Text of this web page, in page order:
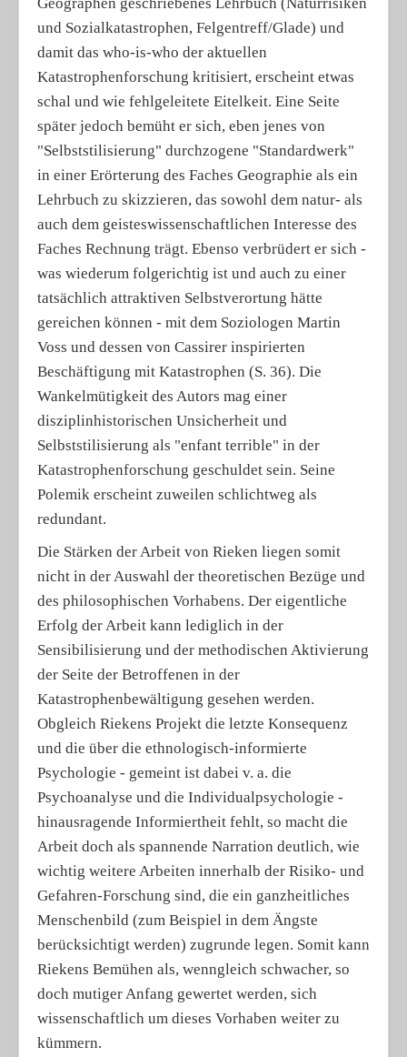
und Sozialkatastrophen, Felgentreff/Glade) und
damit das who-is-who der aktuellen
Katastrophenforschung kritisiert, erscheint etwas
schal und wie fehlgeleitete Eitelkeit. Eine Seite
später jedoch bemüht er sich, eben jenes von
"Selbststilisierung" durchzogene "Standardwerk"
in einer Erörterung des Faches Geographie als ein
Lehrbuch zu skizzieren, das sowohl dem natur- als
auch dem geisteswissenschaftlichen Interesse des
Faches Rechnung trägt. Ebenso verbrüdert er sich -
was wiederum folgerichtig ist und auch zu einer
tatsächlich attraktiven Selbstverortung hätte
gereichen können - mit dem Soziologen Martin
Voss und dessen von Cassirer inspirierten
Beschäftigung mit Katastrophen (S. 36). Die
Wankelmütigkeit des Autors mag einer
disziplinhistorischen Unsicherheit und
Selbststilisierung als "enfant terrible" in der
Katastrophenforschung geschuldet sein. Seine
Polemik erscheint zuweilen schlichtweg als
redundant.
Die Stärken der Arbeit von Rieken liegen somit
nicht in der Auswahl der theoretischen Bezüge und
des philosophischen Vorhabens. Der eigentliche
Erfolg der Arbeit kann lediglich in der
Sensibilisierung und der methodischen Aktivierung
der Seite der Betroffenen in der
Katastrophenbewältigung gesehen werden.
Obgleich Riekens Projekt die letzte Konsequenz
und die über die ethnologisch-informierte
Psychologie - gemeint ist dabei v. a. die
Psychoanalyse und die Individualpsychologie -
hinausragende Informiertheit fehlt, so macht die
Arbeit doch als spannende Narration deutlich, wie
wichtig weitere Arbeiten innerhalb der Risiko- und
Gefahren-Forschung sind, die ein ganzheitliches
Menschenbild (zum Beispiel in dem Ängste
berücksichtigt werden) zugrunde legen. Somit kann
Riekens Bemühen als, wenngleich schwacher, so
doch mutiger Anfang gewertet werden, sich
wissenschaftlich um dieses Vorhaben weiter zu
kümmern.